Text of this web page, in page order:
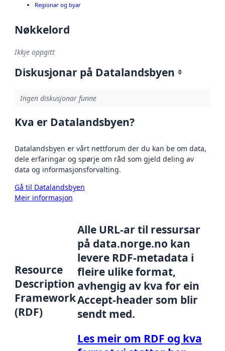
Regionar og byar
Nøkkelord
Ikkje oppgitt
Diskusjonar på Datalandsbyen 0
Ingen diskusjonar funne
Kva er Datalandsbyen?
Datalandsbyen er vårt nettforum der du kan be om data,
dele erfaringar og spørje om råd som gjeld deling av
data og informasjonsforvalting.
Gå til Datalandsbyen
Meir informasjon
Resource
Description
Framework
(RDF)
Alle URL-ar til ressursar
på data.norge.no kan
levere RDF-metadata i
fleire ulike format,
avhengig av kva for ein
Accept-header som blir
sendt med.
Les meir om RDF og kva